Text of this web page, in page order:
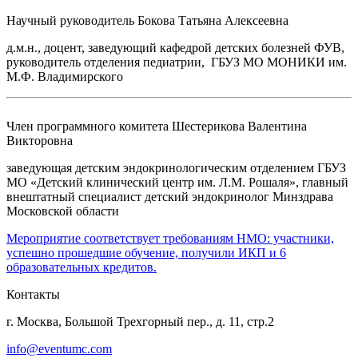
Научный руководитель Бокова Татьяна Алексеевна
д.м.н., доцент, заведующий кафедрой детских болезней ФУВ,
руководитель отделения педиатрии, ГБУЗ МО МОНИКИ им.
М.Ф. Владимирского
Член программного комитета Шестерикова Валентина
Викторовна
заведующая детским эндокринологическим отделением ГБУЗ
МО «Детский клинический центр им. Л.М. Рошаля», главный
внештатный специалист детский эндокринолог Минздрава
Московской области
Мероприятие соответствует требованиям НМО: участники,
успешно прошедшие обучение, получили ИКП и 6
образовательных кредитов.
Контакты
г. Москва, Большой Трехгорный пер., д. 11, стр.2
info@eventumc.com